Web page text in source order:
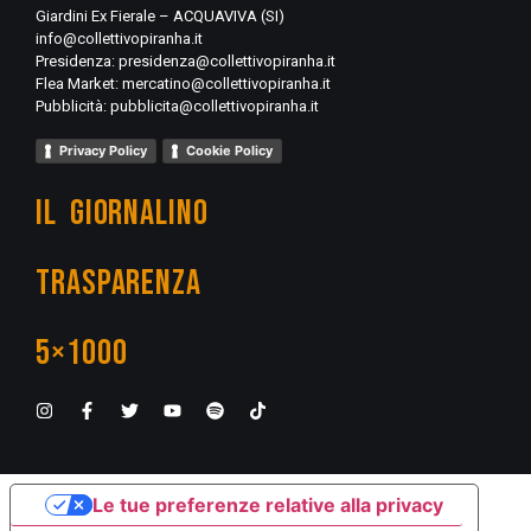
Giardini Ex Fierale – ACQUAVIVA (SI)
info@collettivopiranha.it
Presidenza: presidenza@collettivopiranha.it
Flea Market: mercatino@collettivopiranha.it
Pubblicità: pubblicita@collettivopiranha.it
Privacy Policy Cookie Policy
IL GIORNALINO
TRASPARENZA
5×1000
Le tue preferenze relative alla privacy